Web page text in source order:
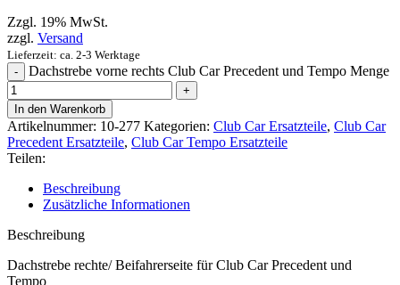
Zzgl. 19% MwSt.
zzgl. Versand
Lieferzeit: ca. 2-3 Werktage
Dachstrebe vorne rechts Club Car Precedent und Tempo Menge
In den Warenkorb
Artikelnummer: 10-277 Kategorien: Club Car Ersatzteile, Club Car
Precedent Ersatzteile, Club Car Tempo Ersatzteile
Teilen:
Beschreibung
Zusätzliche Informationen
Beschreibung
Dachstrebe rechte/ Beifahrerseite für Club Car Precedent und
Tempo